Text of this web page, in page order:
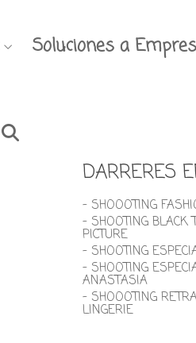
Soluciones a
DARRERES
- SHOOOTING
- SHOOTING BLACK
PICTURE
- SHOOTING
- SHOOTING
ANASTASIA
- SHOOOTING
LINGERIE